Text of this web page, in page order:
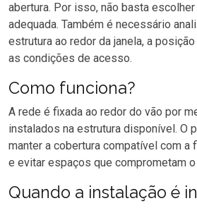
abertura. Por isso, não basta
adequada. Também é necessário
estrutura ao redor da janela, a
as condições de acesso.
Como funciona?
A rede é fixada ao redor do vão por
instalados na estrutura disponível. O
manter a cobertura compatível com a
e evitar espaços que comprometam
Quando a instalação é